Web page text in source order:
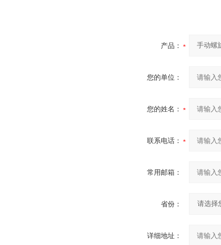
产品：
您的单位：
您的姓名：
联系电话：
常用邮箱：
省份：
详细地址：